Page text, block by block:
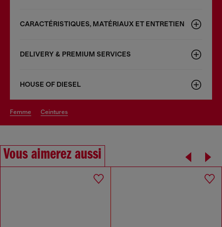
CARACTÉRISTIQUES, MATÉRIAUX ET ENTRETIEN
DELIVERY & PREMIUM SERVICES
HOUSE OF DIESEL
femme ceintures
Vous aimerez aussi